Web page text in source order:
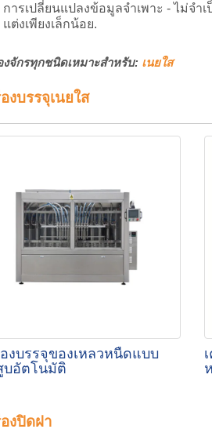
การเปลี่ยนแปลงข้อมูลจำเพาะ - ไม่จำ
แต่งเพียงเล็กน้อย.
งจักรทุกชนิดเหมาะสำหรับ: เนยใส
งบรรจุเนยใส
องบรรจุของเหลวหนืดแบบ
บอัตโนมัติ
องปิดฝา